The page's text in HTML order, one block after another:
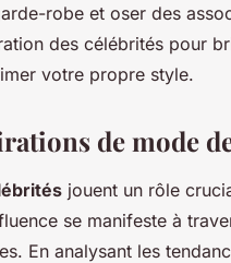
robe et oser des
des célébrités pour
votre propre style.
de mode
jouent un rôle
se manifeste à
En analysant les